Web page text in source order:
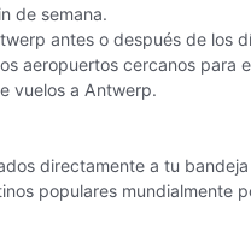
de semana.
antes o después de los
aeropuertos cercanos para
vuelos a Antwerp.
directamente a tu
populares mundialmente